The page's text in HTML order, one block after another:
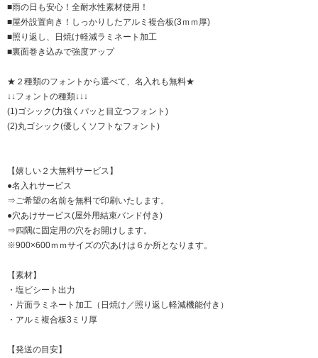
■雨の日も安心！全耐水性素材使用！
■屋外設置向き！しっかりしたアルミ複合板(3ｍｍ厚)
■照り返し、日焼け軽減ラミネート加工
■裏面巻き込みで強度アップ
★２種類のフォントから選べて、名入れも無料★
↓↓フォントの種類↓↓↓
(1)ゴシック(力強くパッと目立つフォント)
(2)丸ゴシック(優しくソフトなフォント)
【嬉しい２大無料サービス】
●名入れサービス
⇒ご希望の名前を無料で印刷いたします。
●穴あけサービス(屋外用結束バンド付き)
⇒四隅に固定用の穴をお開けします。
※900×600ｍｍサイズの穴あけは６か所となります。
【素材】
・塩ビシート出力
・片面ラミネート加工（日焼け／照り返し軽減機能付き）
・アルミ複合板3ミリ厚
【発送の目安】